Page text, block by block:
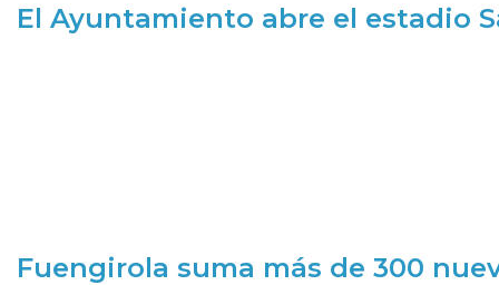
El Ayuntamiento abre el estadio
Fuengirola suma más de 300